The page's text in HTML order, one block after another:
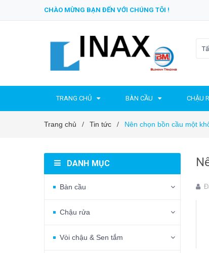
CHÀO MỪNG BẠN ĐẾN VỚI CHÚNG TÔI !
TRANG CHỦ BÀN CẦU CHẬU
Trang chủ / Tin tức / Nên chọn bồn cầu một
DANH MỤC
Bàn cầu
Chậu rửa
Vòi chậu & Sen tắm